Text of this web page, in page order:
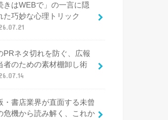
きはWEBで」の一言に隠
た巧妙な心理トリック
PRネタ切れを防ぐ、広報
者のための素材棚卸し術
・書店業界が直面する未曾
危機から読み解く、これか